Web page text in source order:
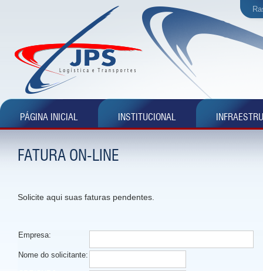
PÁGINA INICIAL INSTITUCIONAL
FATURA ON-LINE
Solicite aqui suas faturas pendentes.